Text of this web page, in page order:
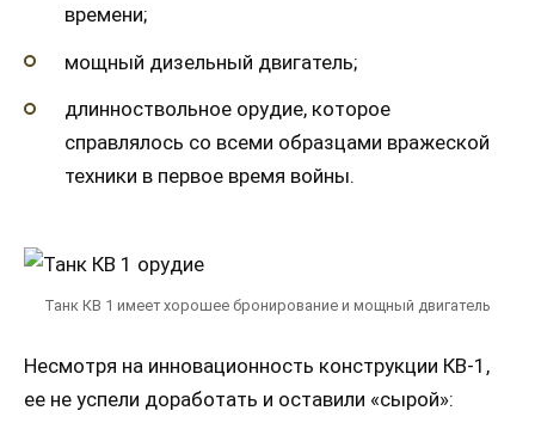
времени;
мощный дизельный двигатель;
длинноствольное орудие, которое
справлялось со всеми образцами вражеской
техники в первое время войны.
Танк КВ 1 имеет хорошее бронирование и мощный двигатель
Несмотря на инновационность конструкции КВ-1,
ее не успели доработать и оставили «сырой»: